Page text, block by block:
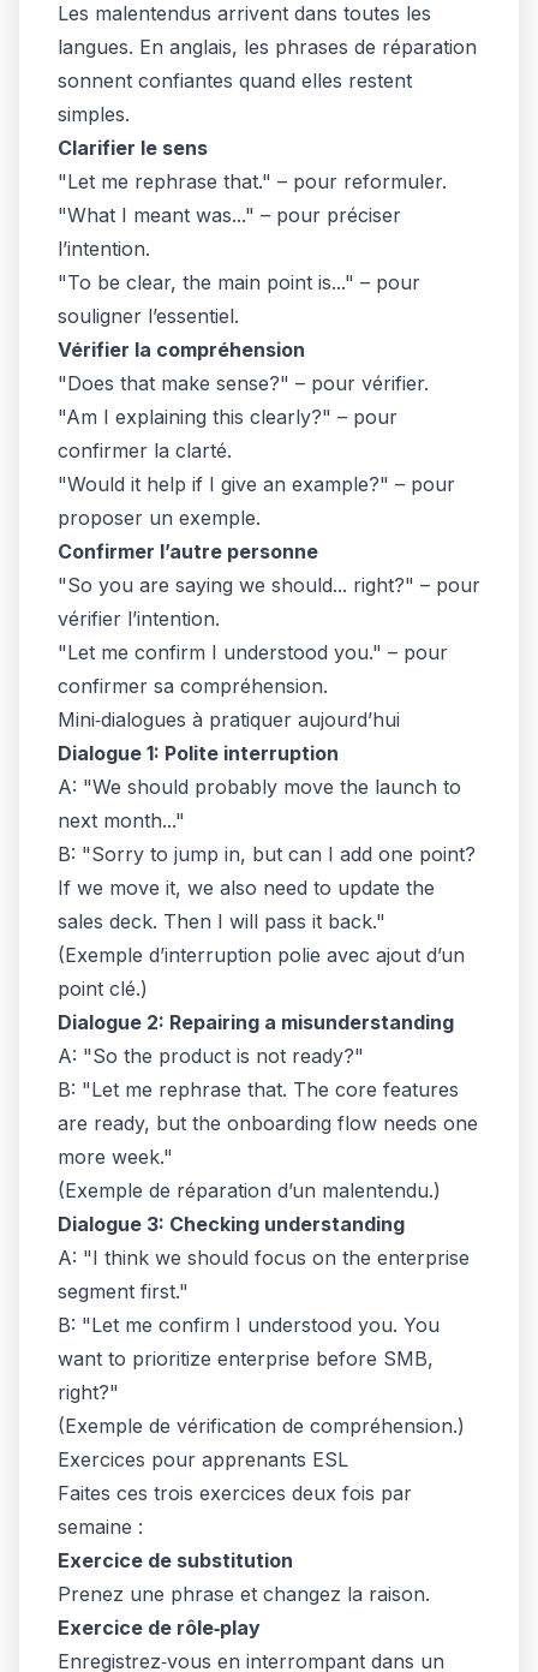
Les malentendus arrivent dans toutes les
langues. En anglais, les phrases de réparation
sonnent confiantes quand elles restent
simples.
Clarifier le sens
"Let me rephrase that." – pour reformuler.
"What I meant was..." – pour préciser
l’intention.
"To be clear, the main point is..." – pour
souligner l’essentiel.
Vérifier la compréhension
"Does that make sense?" – pour vérifier.
"Am I explaining this clearly?" – pour
confirmer la clarté.
"Would it help if I give an example?" – pour
proposer un exemple.
Confirmer l’autre personne
"So you are saying we should... right?" – pour
vérifier l’intention.
"Let me confirm I understood you." – pour
confirmer sa compréhension.
Mini‑dialogues à pratiquer aujourd’hui
Dialogue 1: Polite interruption
A: "We should probably move the launch to
next month..."
B: "Sorry to jump in, but can I add one point?
If we move it, we also need to update the
sales deck. Then I will pass it back."
(Exemple d’interruption polie avec ajout d’un
point clé.)
Dialogue 2: Repairing a misunderstanding
A: "So the product is not ready?"
B: "Let me rephrase that. The core features
are ready, but the onboarding flow needs one
more week."
(Exemple de réparation d’un malentendu.)
Dialogue 3: Checking understanding
A: "I think we should focus on the enterprise
segment first."
B: "Let me confirm I understood you. You
want to prioritize enterprise before SMB,
right?"
(Exemple de vérification de compréhension.)
Exercices pour apprenants ESL
Faites ces trois exercices deux fois par
semaine :
Exercice de substitution
Prenez une phrase et changez la raison.
Exercice de rôle‑play
Enregistrez‑vous en interrompant dans un